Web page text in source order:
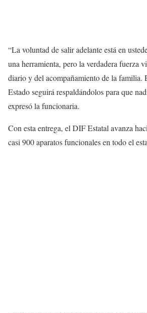
“La voluntad de salir adelante está en
una herramienta, pero la verdadera fuerza
diario y del acompañamiento de la familia.
Estado seguirá respaldándolos para que
expresó la funcionaria.
Con esta entrega, el DIF Estatal avanza
casi 900 aparatos funcionales en todo el